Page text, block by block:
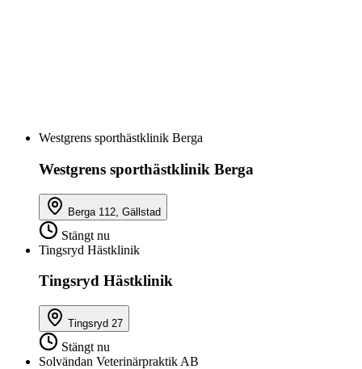
Westgrens sporthästklinik Berga
Westgrens sporthästklinik Berga
Berga 112, Gällstad
Stängt nu
Tingsryd Hästklinik
Tingsryd Hästklinik
Tingsryd 27
Stängt nu
Solvändan Veterinärpraktik AB